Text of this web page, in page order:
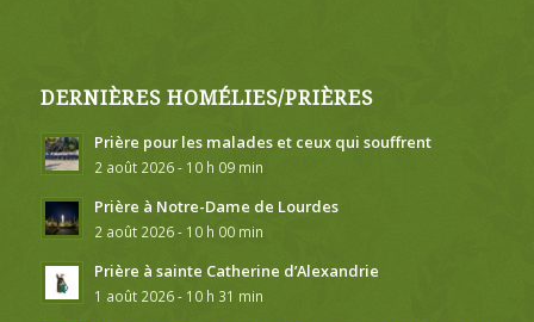
DERNIÈRES HOMÉLIES/PRIÈRES
Prière pour les malades et ceux qui souffrent
2 août 2026 - 10 h 09 min
Prière à Notre-Dame de Lourdes
2 août 2026 - 10 h 00 min
Prière à sainte Catherine d’Alexandrie
1 août 2026 - 10 h 31 min